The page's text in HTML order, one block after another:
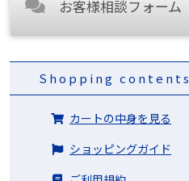
お客様相談フォーム
Shopping contents
カートの中身を見る
ショッピングガイド